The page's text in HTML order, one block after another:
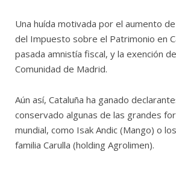
Una huída motivada por el aumento
del Impuesto sobre el Patrimonio en
pasada amnistía fiscal, y la exención
Comunidad de Madrid.
Aún así, Cataluña ha ganado
conservado algunas de las grandes
mundial, como Isak Andic (Mango) o
familia Carulla (holding Agrolimen).